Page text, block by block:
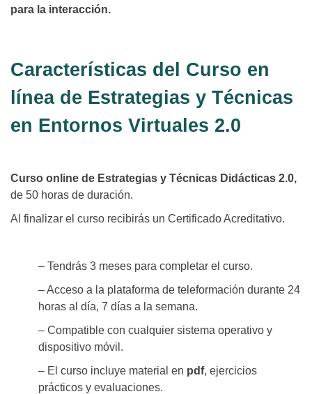
para la interacción.
Características del Curso en
línea de Estrategias y Técnicas
en Entornos Virtuales 2.0
Curso online de Estrategias y Técnicas Didácticas 2.0,
de 50 horas de duración.
Al finalizar el curso recibirás un Certificado Acreditativo.
– Tendrás 3 meses para completar el curso.
– Acceso a la plataforma de teleformación durante 24
horas al día, 7 días a la semana.
– Compatible con cualquier sistema operativo y
dispositivo móvil.
– El curso incluye material en pdf, ejercicios
prácticos y evaluaciones.